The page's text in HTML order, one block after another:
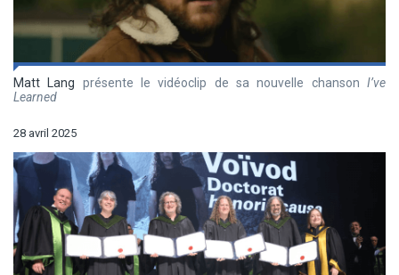
Matt Lang présente le vidéoclip de sa nouvelle chansonI’ve
Learned
28 avril 2025